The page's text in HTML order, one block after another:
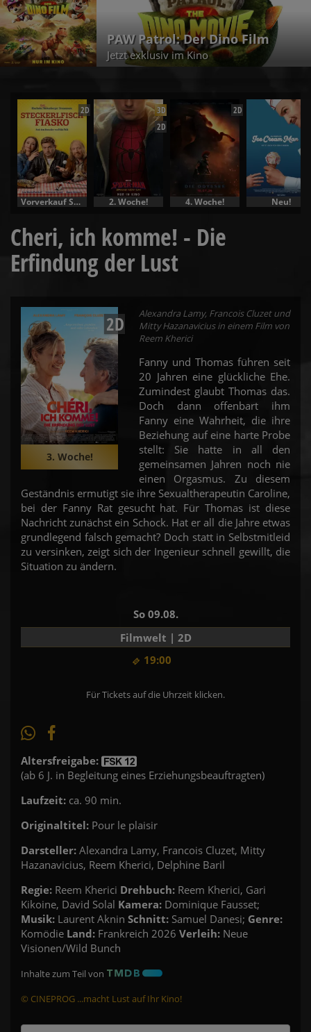
PAW Patrol: Der Dino Film
Jetzt exklusiv im Kino
2D
Vorverkauf Specials
3D
2D
2. Woche!
2D
4. Woche! Neu!
Cheri, ich komme! - Die
Erfindung der Lust
2D
3. Woche!
Alexandra Lamy, Francois Cluzet und
Mitty Hazanavicius in einem Film von
Reem Kherici
Fanny und Thomas führen seit
20 Jahren eine glückliche Ehe.
Zumindest glaubt Thomas das.
Doch dann offenbart ihm
Fanny eine Wahrheit, die ihre
Beziehung auf eine harte Probe
stellt: Sie hatte in all den
gemeinsamen Jahren noch nie
einen Orgasmus. Zu diesem
Geständnis ermutigt sie ihre Sexualtherapeutin Caroline,
bei der Fanny Rat gesucht hat. Für Thomas ist diese
Nachricht zunächst ein Schock. Hat er all die Jahre etwas
grundlegend falsch gemacht? Doch statt in Selbstmitleid
zu versinken, zeigt sich der Ingenieur schnell gewillt, die
Situation zu ändern.
So 09.08.
19:00
Filmwelt | 2D
Für Tickets auf die Uhrzeit klicken.
Altersfreigabe:
(ab 6 J. in Begleitung eines Erziehungsbeauftragten)
Laufzeit: ca. 90 min.
Originaltitel: Pour le plaisir
Darsteller: Alexandra Lamy, Francois Cluzet, Mitty
Hazanavicius, Reem Kherici, Delphine Baril
Regie: Reem Kherici Drehbuch: Reem Kherici, Gari
Kikoine, David Solal Kamera: Dominique Fausset;
Musik: Laurent Aknin Schnitt: Samuel Danesi; Genre:
Komödie Land: Frankreich 2026 Verleih: Neue
Visionen/Wild Bunch
Inhalte zum Teil von
© CINEPROG ...macht Lust auf Ihr Kino!